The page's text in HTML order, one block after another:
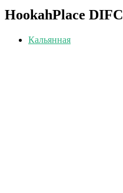
HookahPlace DIFC
Кальянная